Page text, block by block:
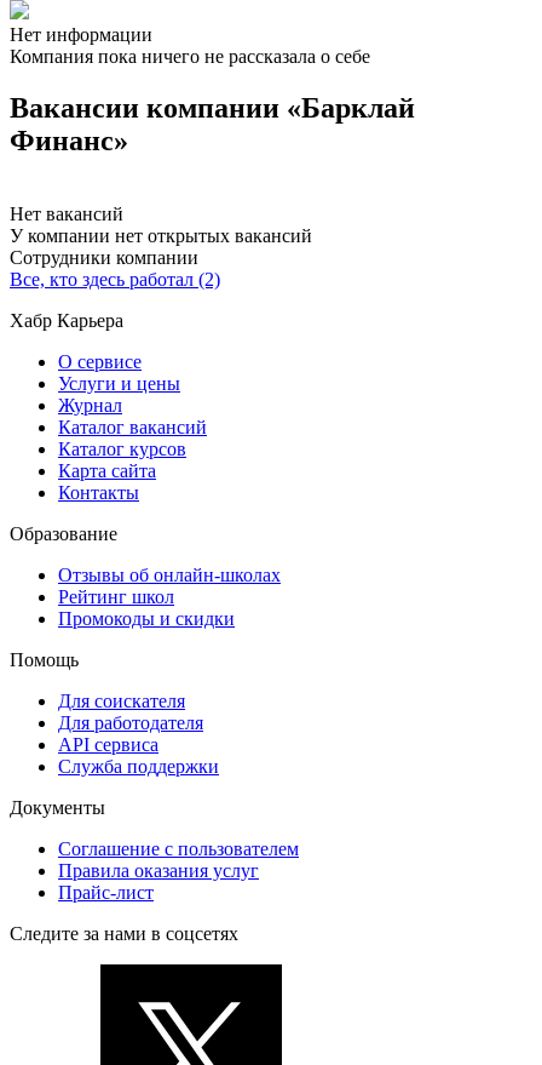
Нет информации
Компания пока ничего не рассказала о себе
Вакансии компании «Барклай
Финанс»
Нет вакансий
У компании нет открытых вакансий
Сотрудники компании
Все, кто здесь работал (2)
Хабр Карьера
О сервисе
Услуги и цены
Журнал
Каталог вакансий
Каталог курсов
Карта сайта
Контакты
Образование
Отзывы об онлайн-школах
Рейтинг школ
Промокоды и скидки
Помощь
Для соискателя
Для работодателя
API сервиса
Служба поддержки
Документы
Соглашение с пользователем
Правила оказания услуг
Прайс-лист
Следите за нами в соцсетях